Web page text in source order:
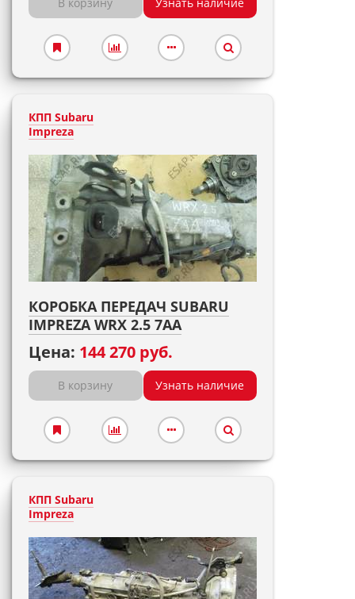
КПП Subaru
Impreza
КОРОБКА ПЕРЕДАЧ SUBARU
IMPREZA WRX 2.5 7AA
Цена: 144 270 руб.
В корзину Узнать наличие
КПП Subaru
Impreza